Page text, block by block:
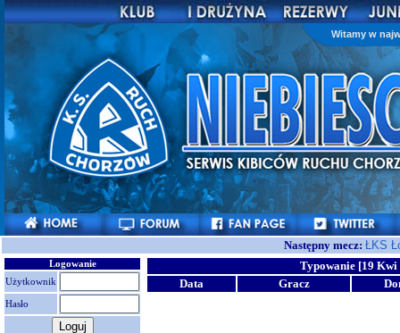
Witamy w
Następny mecz: ŁKS
Logowanie
Użytkownik
Hasło
Typowanie [19 Kwi
Data
Gracz